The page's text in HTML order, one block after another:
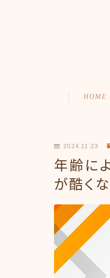
HOME
アクセス・
ご予約
2024.11.23
年齢に
が酷く